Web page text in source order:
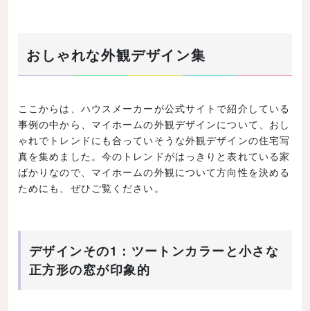
きめ細やかな対応ができる工務店への依頼がおすすめ
こだわりポイントを絞って高級素材を使う
まとめ
おしゃれな外観デザイン集
ここからは、ハウスメーカーが公式サイトで紹介している
事例の中から、マイホームの外観デザインについて、おし
ゃれでトレンドにも合っていそうな外観デザインの住宅写
真を集めました。今のトレンドがはっきりと表れている家
ばかりなので、マイホームの外観について方向性を決める
ためにも、ぜひご覧ください。
デザインその1：ツートンカラーと小さな
正方形の窓が印象的